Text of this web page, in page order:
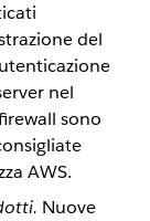
del
nel
sono
AWS.
Nuove